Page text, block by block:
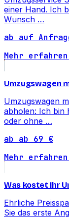
einer Hand. Ich
Wunsch …
ab auf
Mehr
Umzugswagen
Umzugswagen
abholen: Ich bin
oder ohne …
ab ab 69 €
Mehr
Was kostet Ihr
Ehrliche
Sie das erste